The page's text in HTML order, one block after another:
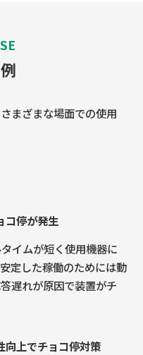
まざまな場面での使用
コ停が発生
イムが短く使用機器に
定した稼働のためには動
遅れが原因で装置がチ
向上でチョコ停対策